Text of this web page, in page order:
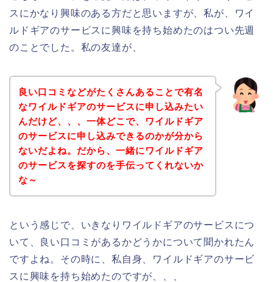
スにかなり興味のある方だと思いますが、私が、ワイ
ルドギアのサービスに興味を持ち始めたのはつい先週
のことでした。私の友達が、
良い口コミなどがたくさんあることで有名
なワイルドギアのサービスに申し込みたい
んだけど、、、一体どこで、ワイルドギア
のサービスに申し込みできるのかが分から
ないだよね。だから、一緒にワイルドギア
のサービスを探すのを手伝ってくれないか
な～
という感じで、いきなりワイルドギアのサービスにつ
いて、良い口コミがあるかどうかについて聞かれたん
ですよね。その時に、私自身、ワイルドギアのサービ
スに興味を持ち始めたのですが、、、